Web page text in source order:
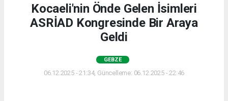
Kocaeli'nin Önde Gelen İsimleri
ASRİAD Kongresinde Bir Araya
Geldi
GEBZE
06.12.2025 - 21:34, Güncelleme: 06.12.2025 - 22:46